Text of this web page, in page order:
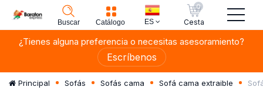
Buscar Catálogo ES
0
Cesta
¿Tienes alguna preferencia o necesitas asesoramiento?
Escríbenos
Principal Sofás Sofás cama Sofá cama extraible